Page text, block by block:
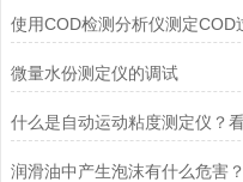
微量水份测定仪的调试
润滑油中产生泡沫有什么危害？